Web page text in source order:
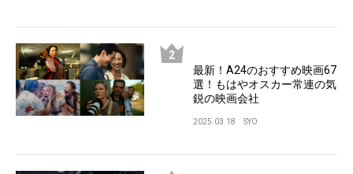
最新！A24のおすすめ映画67
選！もはやオスカー常連の気
鋭の映画会社
2025.03.18 SYO